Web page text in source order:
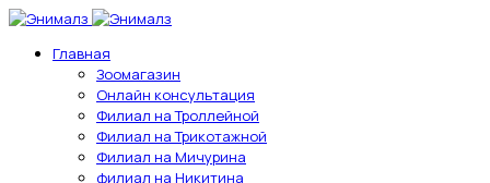
Главная
Зоомагазин
Онлайн консультация
Филиал на Троллейной
Филиал на Трикотажной
Филиал на Мичурина
филиал на Никитина